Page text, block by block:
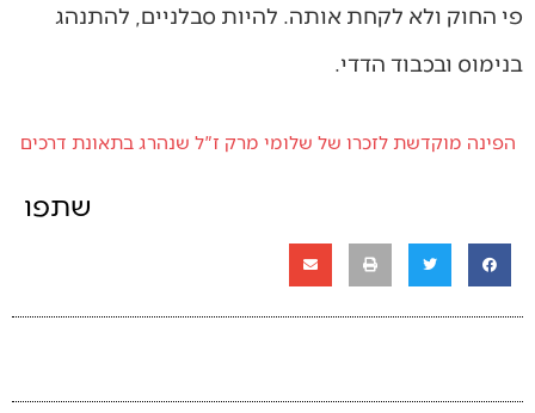
פי החוק ולא לקחת אותה. להיות סבלניים, להתנהג
בנימוס ובכבוד הדדי.
הפינה מוקדשת לזכרו של שלומי מרק ז"ל שנהרג בתאונת דרכים
שתפו